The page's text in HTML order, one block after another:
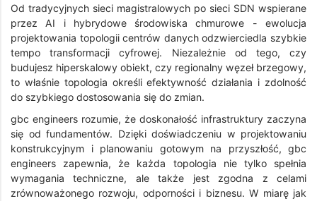
Od tradycyjnych sieci magistralowych po sieci SDN wspierane
przez AI i hybrydowe środowiska chmurowe - ewolucja
projektowania topologii centrów danych odzwierciedla szybkie
tempo transformacji cyfrowej. Niezależnie od tego, czy
budujesz hiperskalowy obiekt, czy regionalny węzeł brzegowy,
to właśnie topologia określi efektywność działania i zdolność
do szybkiego dostosowania się do zmian.
gbc engineers rozumie, że doskonałość infrastruktury zaczyna
się od fundamentów. Dzięki doświadczeniu w projektowaniu
konstrukcyjnym i planowaniu gotowym na przyszłość, gbc
engineers zapewnia, że każda topologia nie tylko spełnia
wymagania techniczne, ale także jest zgodna z celami
zrównoważonego rozwoju, odporności i biznesu. W miarę jak